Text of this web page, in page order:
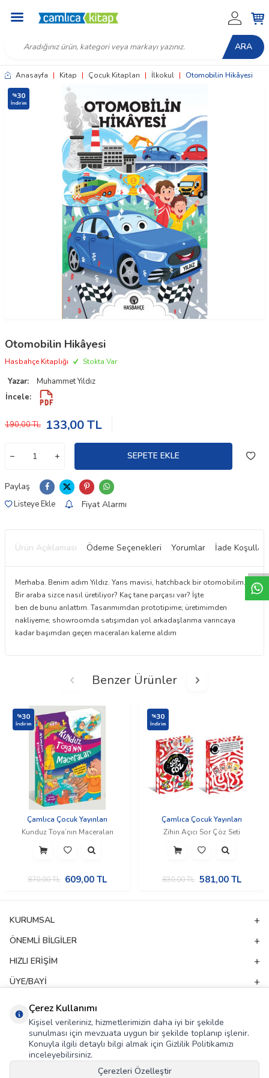
W
h
t
a
p
p
D
e
s
e
H
a
t
t
ARA
Anasayfa | Kitap | Çocuk Kitapları | İlkokul | Otomobilin Hikâyesi
%30
İndirim
Otomobilin Hikâyesi
Hasbahçe Kitaplığı Stokta Var
Yazar:
Muhammet Yıldız
İncele:
190,00TL 133,00TL
SEPETE EKLE
Paylaş
Listeye Ekle Fiyat Alarmı
Ürün Açıklaması Ödeme Seçenekleri Yorumlar İade Koşulları
Merhaba. Benim adım Yıldız. Yarıs mavisi, hatchback bir otomobilim.
Bir araba sizce nasıl üretiliyor? Kaç tane parçası var? İşte
ben de bunu anlattım. Tasarımımdan prototipime; üretimimden
nakliyeme; showroomda satışımdan yol arkadaşlarıma varıncaya
kadar başımdan geçen maceraları kaleme aldım
Benzer Ürünler
%30
İndirim
Çamlıca Çocuk Yayınları
Kunduz Toya’nın Maceraları
870,00TL 609,00 TL
%30
İndirim
Çamlıca Çocuk Yayınları
Zihin Açıcı Sor Çöz Seti
830,00TL 581,00TL
KURUMSAL
ÖNEMLI BILGILER
HIZLI ERIŞIM
ÜYE/BAYI
ADRES & İLETIŞIM
E-Bülten Aboneliği
Kampanya ve yeniliklerden haberdar olmak için e-bültenimize abone olun!
Çerez Kullanımı
Kişisel verileriniz, hizmetlerimizin daha iyi bir şekilde
sunulması için mevzuata uygun bir şekilde toplanıp işlenir.
Konuyla ilgili detaylı bilgi almak için Gizlilik Politikamızı
inceleyebilirsiniz.
Çerezleri Özelleştir